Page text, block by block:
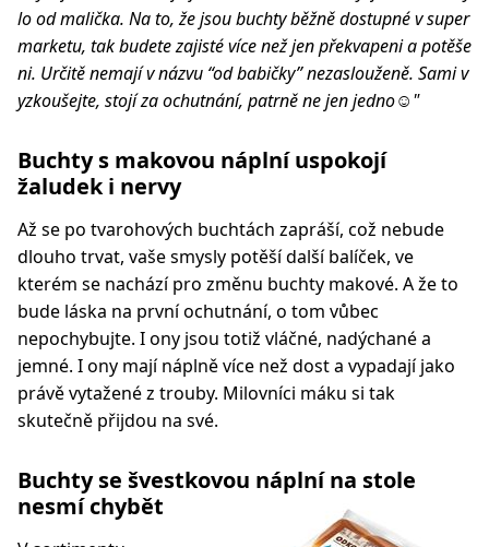
lo od malička. Na to, že jsou buchty běžně dostupné v super
marketu, tak budete zajisté více než jen překvapeni a potěše
ni. Určitě nemají v názvu “od babičky” nezaslouženě. Sami v
yzkoušejte, stojí za ochutnání, patrně ne jen jedno☺️"
Buchty s makovou náplní uspokojí
žaludek i nervy
Až se po tvarohových buchtách zapráší, což nebude
dlouho trvat, vaše smysly potěší další balíček, ve
kterém se nachází pro změnu buchty makové. A že to
bude láska na první ochutnání, o tom vůbec
nepochybujte. I ony jsou totiž vláčné, nadýchané a
jemné. I ony mají náplně více než dost a vypadají jako
právě vytažené z trouby. Milovníci máku si tak
skutečně přijdou na své.
Buchty se švestkovou náplní na stole
nesmí chybět